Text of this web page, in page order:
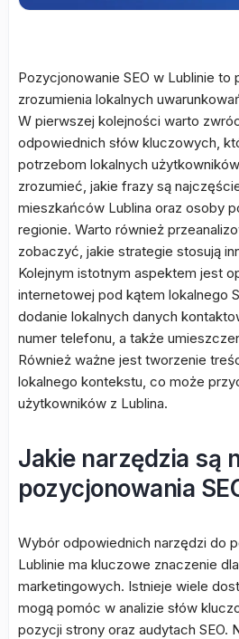
Pozycjonowanie SEO w Lublinie
zrozumienia lokalnych
W pierwszej kolejności warto
odpowiednich słów kluczowych,
potrzebom lokalnych
zrozumieć, jakie frazy są
mieszkańców Lublina oraz osoby
regionie. Warto również
zobaczyć, jakie strategie stosują
Kolejnym istotnym aspektem jest
internetowej pod kątem lokalnego
dodanie lokalnych danych
numer telefonu, a także
Również ważne jest tworzenie
lokalnego kontekstu, co może
użytkowników z Lublina.
Jakie narzędzia są
pozycjonowania
Wybór odpowiednich narzędzi do
Lublinie ma kluczowe znaczenie
marketingowych. Istnieje wiele
mogą pomóc w analizie słów
pozycji strony oraz audytach SEO.